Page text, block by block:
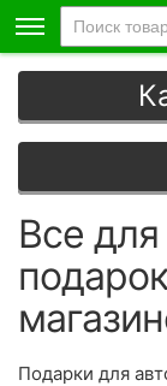
Все для
Подарки для